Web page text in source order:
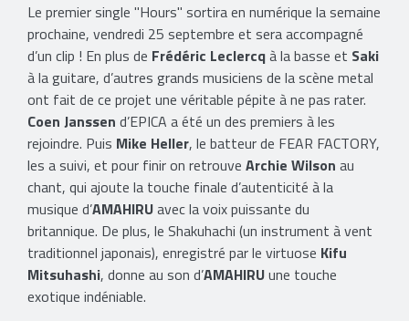
Le premier single "Hours" sortira en numérique la semaine
prochaine, vendredi 25 septembre et sera accompagné
d’un clip ! En plus de Frédéric Leclercqà la basse et Saki
à la guitare, d’autres grands musiciens de la scène metal
ont fait de ce projet une véritable pépite à ne pas rater.
Coen Janssen d’EPICA a été un des premiers à les
rejoindre. Puis Mike Heller, le batteur de FEAR FACTORY,
les a suivi, et pour finir on retrouve Archie Wilson au
chant, qui ajoute la touche finale d’autenticité à la
musique d’AMAHIRUavec la voix puissante du
britannique. De plus, le Shakuhachi (un instrument à vent
traditionnel japonais), enregistré par le virtuose Kifu
Mitsuhashi, donne au son d’AMAHIRUune touche
exotique indéniable.